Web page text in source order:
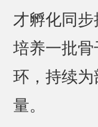
才孵化同
培养一批
环，持续
量。